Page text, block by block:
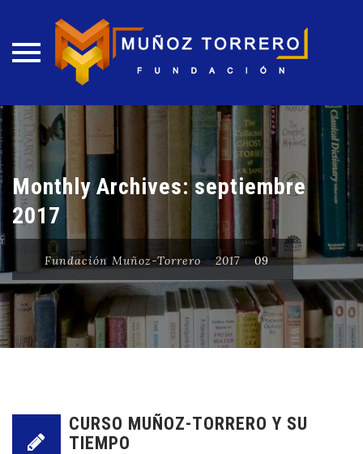
Skip
to
content
Monthly Archives:septiembre
2017
Fundación Muñoz-Torrero >2017>09
CURSO MUÑOZ-TORRERO Y SU
TIEMPO